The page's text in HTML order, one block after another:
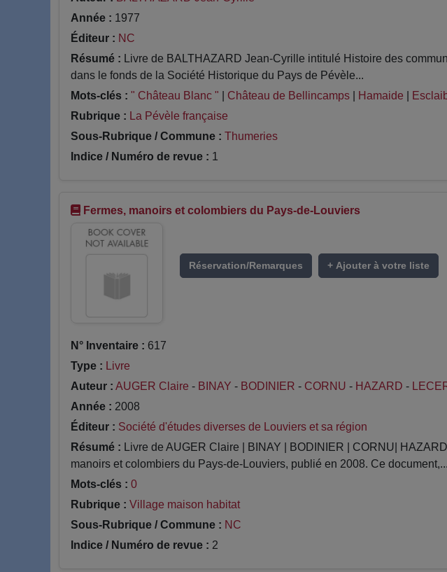
Année : 1977
Éditeur : NC
Résumé : Livre de BALTHAZARD Jean-Cyrille intitulé Histoire des
dans le fonds de la Société Historique du Pays de Pévèle...
Mots-clés : " Château Blanc " Château de Bellincamps Hamaide
Rubrique : La Pévèle française
Sous-Rubrique / Commune : Thumeries
Indice / Numéro de revue : 1
Fermes, manoirs et colombiers du Pays-de-Louviers
Réservation/Remarques + Ajouter à votre liste
N° Inventaire : 617
Type : Livre
Auteur : AUGER Claire - BINAY - BODINIER - CORNU - HAZARD -
Année : 2008
Éditeur : Société d'études diverses de Louviers et sa région
Résumé : Livre de AUGER Claire | BINAY | BODINIER | CORNU|
manoirs et colombiers du Pays-de-Louviers, publié en 2008. Ce document,...
Mots-clés : 0
Rubrique : Village maison habitat
Sous-Rubrique / Commune : NC
Indice / Numéro de revue : 2